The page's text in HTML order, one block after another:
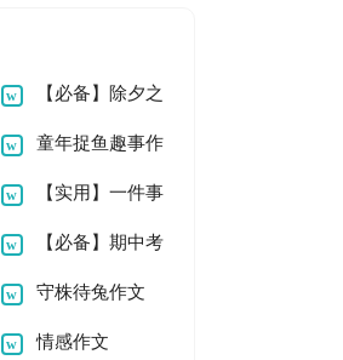
【必备】除夕之
夜作文600字七篇
童年捉鱼趣事作
文 【实用】一件事
的作文300字合集六
篇
【必备】期中考
的作文300字锦集7
篇
守株待兔作文
情感作文